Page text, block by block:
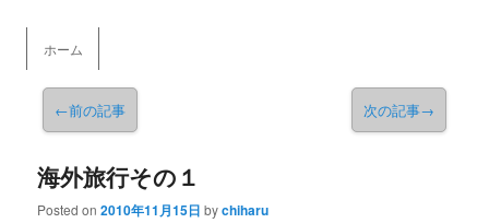
メインコンテンツへ移動
ホーム
←前の記事 次の記事→
海外旅行その１
Posted on2010年11月15日 bychiharu